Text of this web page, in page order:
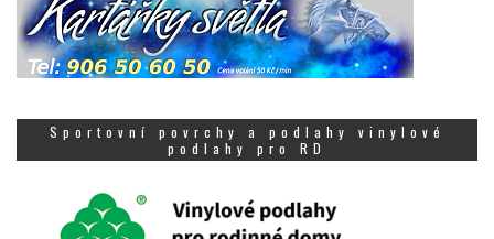
Sportovní povrchy a podlahy vinylové
podlahy pro RD